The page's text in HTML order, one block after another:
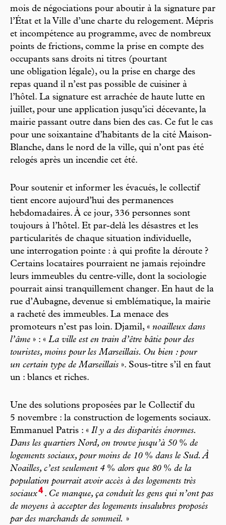
mois de négociations pour aboutir à la signature par
l’État et la Ville d’une charte du relogement. Mépris
et incompétence au programme, avec de nombreux
points de frictions, comme la prise en compte des
occupants sans droits ni titres (pourtant
une obligation légale), ou la prise en charge des
repas quand il n’est pas possible de cuisiner à
l’hôtel. La signature est arrachée de haute lutte en
juillet, pour une application jusqu’ici décevante, la
mairie passant outre dans bien des cas. Ce fut le cas
pour une soixantaine d’habitants de la cité Maison-
Blanche, dans le nord de la ville, qui n’ont pas été
relogés après un incendie cet été.
Pour soutenir et informer les évacués, le collectif
tient encore aujourd’hui des permanences
hebdomadaires. À ce jour, 336 personnes sont
toujours à l’hôtel. Et par-delà les désastres et les
particularités de chaque situation individuelle,
une interrogation pointe : à qui profite la déroute ?
Certains locataires pourraient ne jamais rejoindre
leurs immeubles du centre-ville, dont la sociologie
pourrait ainsi tranquillement changer. En haut de la
rue d’Aubagne, devenue si emblématique, la mairie
a racheté des immeubles. La menace des
promoteurs n’est pas loin. Djamil, « noailleux dans
l’âme » : « La ville est en train d’être bâtie pour des
touristes, moins pour les Marseillais. Ou bien : pour
un certain type de Marseillais ». Sous-titre s’il en faut
un : blancs et riches.
Une des solutions proposées par le Collectif du
5 novembre : la construction de logements sociaux.
Emmanuel Patris : « Il y a des disparités énormes.
Dans les quartiers Nord, on trouve jusqu’à 50 % de
logements sociaux, pour moins de 10 % dans le Sud. À
Noailles, c’est seulement 4 % alors que 80 % de la
population pourrait avoir accès à des logements très
sociaux4. Ce manque, ça conduit les gens qui n’ont pas
de moyens à accepter des logements insalubres proposés
par des marchands de sommeil. »